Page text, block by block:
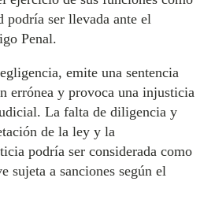
podría ser llevada ante el
Penal.
emite una sentencia
errónea y provoca una injusticia
La falta de diligencia y
de la ley y la
podría ser considerada como
sujeta a sanciones según el